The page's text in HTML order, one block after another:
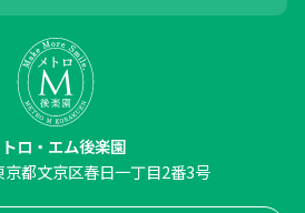
ロ・エム後楽園
京都文京区春日一丁目2番3号